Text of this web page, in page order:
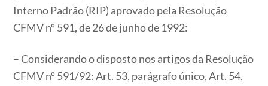
Interno Padrão (RIP) aprovado pela Resolução
CFMV nº 591, de 26 de junho de 1992:
– Considerando o disposto nos artigos da Resolução
CFMV nº 591/92: Art. 53, parágrafo único, Art. 54,